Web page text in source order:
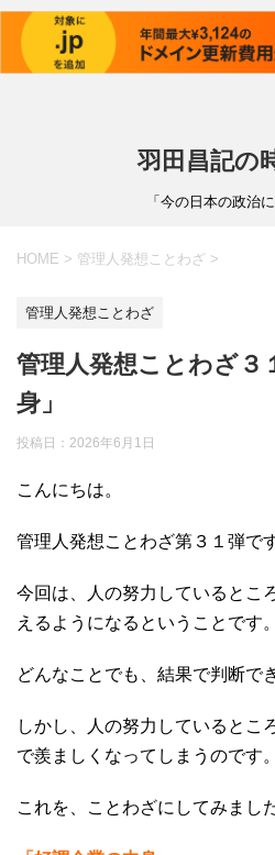
羽田昌記の
「今の日本の政治
HOME > 管理人発想ことわざ >
管理人発想ことわざ
管理人発想ことわざ３
身」
投稿日： 2026年6月1日
こんにちは。
管理人発想ことわざ第３１弾です
今回は、人の努力しているとこ
えるようになるということです。
どんなことでも、結果で判断で
しかし、人の努力しているとこ
で羨ましくなってしまうのです。
これを、ことわざにしてみました